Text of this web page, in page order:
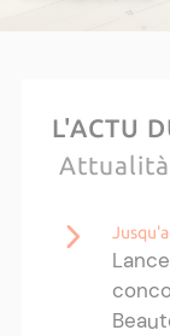
L'ACTU
Attualità